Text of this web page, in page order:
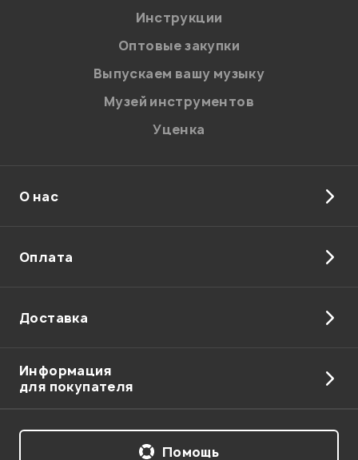
на обработку персональных данных в
Политикой в отношении обработки
персональных данных.
Введите проверочное число:
Отправить
Инструкции
Оптовые закупки
Выпускаем вашу музыку
Музей инструментов
Уценка
О нас
Оплата
Доставка
Информация
для покупателя
Помощь